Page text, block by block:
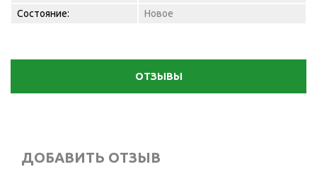
Состояние:
Новое
ОТЗЫВЫ
ДОБАВИТЬ ОТЗЫВ